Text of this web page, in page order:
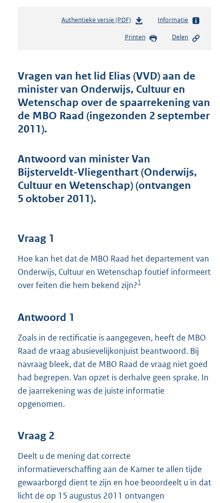
Authentieke versie (PDF)b
s
n
d
s
g
r
t
e
:
3
Informatie
Printen Delen
Vragen van het lid Elias (VVD) aan de
minister van Onderwijs, Cultuur en
Wetenschap over de spaarrekening van
de MBO Raad (ingezonden 2 september
2011).
Antwoord van minister Van
Bijsterveldt-Vliegenthart (Onderwijs,
Cultuur en Wetenschap) (ontvangen
5 oktober 2011).
Vraag 1
Hoe kan het dat de MBO Raad het departement van
Onderwijs, Cultuur en Wetenschap foutief informeert
over feiten die hem bekend zijn?1
Antwoord 1
Zoals in de rectificatie is aangegeven, heeft de MBO
Raad de vraag abusievelijkonjuist beantwoord. Bij
navraag bleek, dat de MBO Raad de vraag niet goed
had begrepen. Van opzet is derhalve geen sprake. In
de jaarrekening was de juiste informatie
opgenomen.
Vraag 2
Deelt u de mening dat correcte
informatieverschaffing aan de Kamer te allen tijde
gewaarborgd dient te zijn en hoe beoordeelt u in dat
licht de op 15 augustus 2011 ontvangen